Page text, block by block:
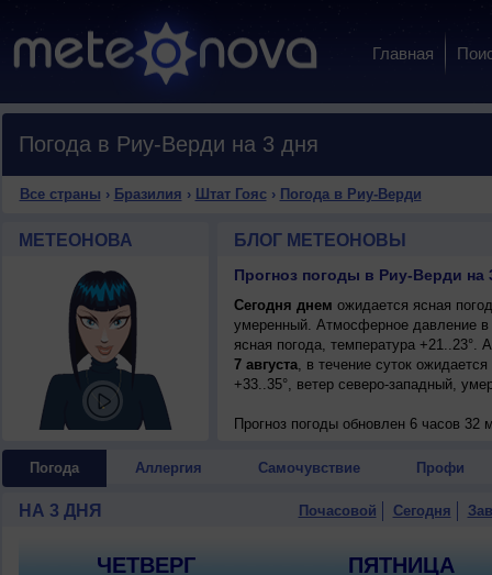
Главная
Погода в Риу-Верди на 3 дня
Все страны › Бразилия › Штат Гояс› Погода в Риу-Верди
МЕТЕОНОВА БЛОГ МЕТЕОНОВЫ
Прогноз погоды в Риу-Верди на
Сегодня днем ожидается ясная
умеренный. Атмосферное давление
ясная погода, температура
7 августа, в течение суток
+33..35°, ветер северо-западный,
Прогноз погоды обновлен 6 часов 32
Погода Аллергия Самочувствие Профи
НА 3 ДНЯ Почасовой Сегодня
ЧЕТВЕРГ
ПЯТНИЦА